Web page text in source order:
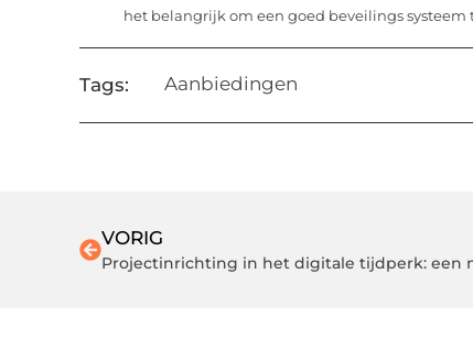
het belangrijk om een goed beveilings systeem
Tags: Aanbiedingen
VORIG
Projectinrichting in het digitale tijdperk: een